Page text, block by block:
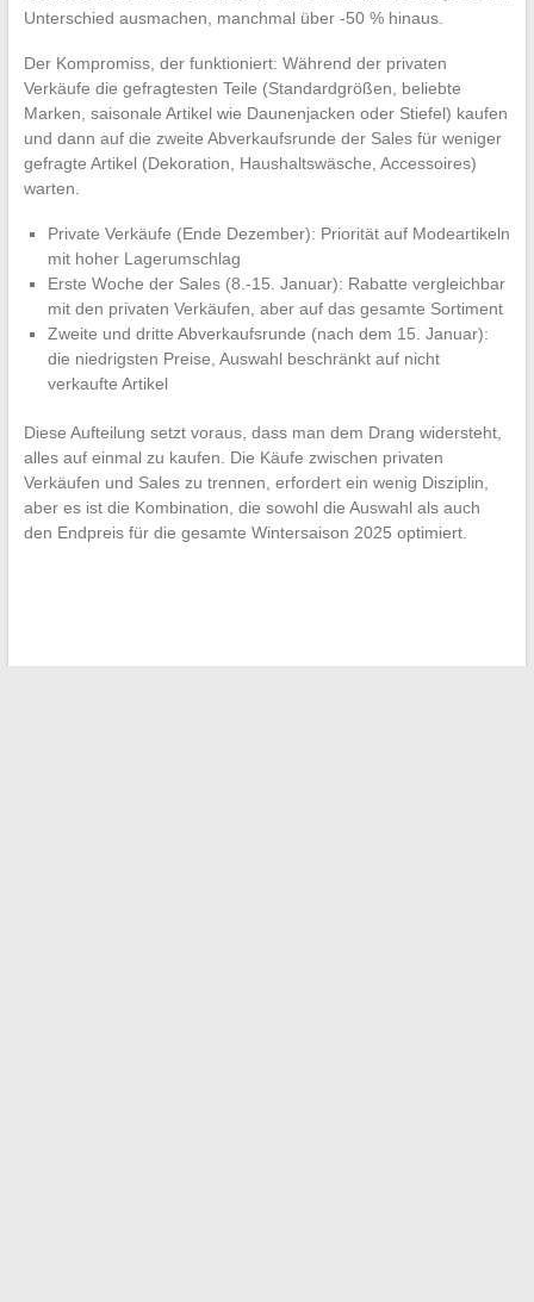
Unterschied ausmachen, manchmal über -50 % hinaus.
Der Kompromiss, der funktioniert: Während der privaten
Verkäufe die gefragtesten Teile (Standardgrößen, beliebte
Marken, saisonale Artikel wie Daunenjacken oder Stiefel) kaufen
und dann auf die zweite Abverkaufsrunde der Sales für weniger
gefragte Artikel (Dekoration, Haushaltswäsche, Accessoires)
warten.
Private Verkäufe (Ende Dezember): Priorität auf Modeartikeln
mit hoher Lagerumschlag
Erste Woche der Sales (8.-15. Januar): Rabatte vergleichbar
mit den privaten Verkäufen, aber auf das gesamte Sortiment
Zweite und dritte Abverkaufsrunde (nach dem 15. Januar):
die niedrigsten Preise, Auswahl beschränkt auf nicht
verkaufte Artikel
Diese Aufteilung setzt voraus, dass man dem Drang widersteht,
alles auf einmal zu kaufen. Die Käufe zwischen privaten
Verkäufen und Sales zu trennen, erfordert ein wenig Disziplin,
aber es ist die Kombination, die sowohl die Auswahl als auch
den Endpreis für die gesamte Wintersaison 2025 optimiert.